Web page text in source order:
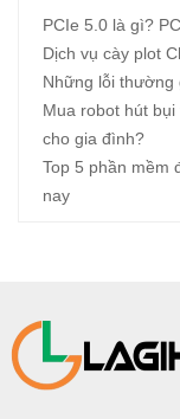
PCIe 5.0 là gì?
Dịch vụ cày plot
Những lỗi thường
Mua robot hút
cho gia đình?
Top 5 phần mềm
nay